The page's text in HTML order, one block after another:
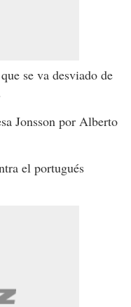
se va desviado de
Jonsson por Alberto
el portugués